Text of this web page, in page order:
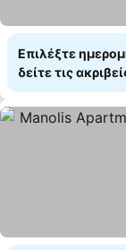
Επιλέξτε
δείτε τις